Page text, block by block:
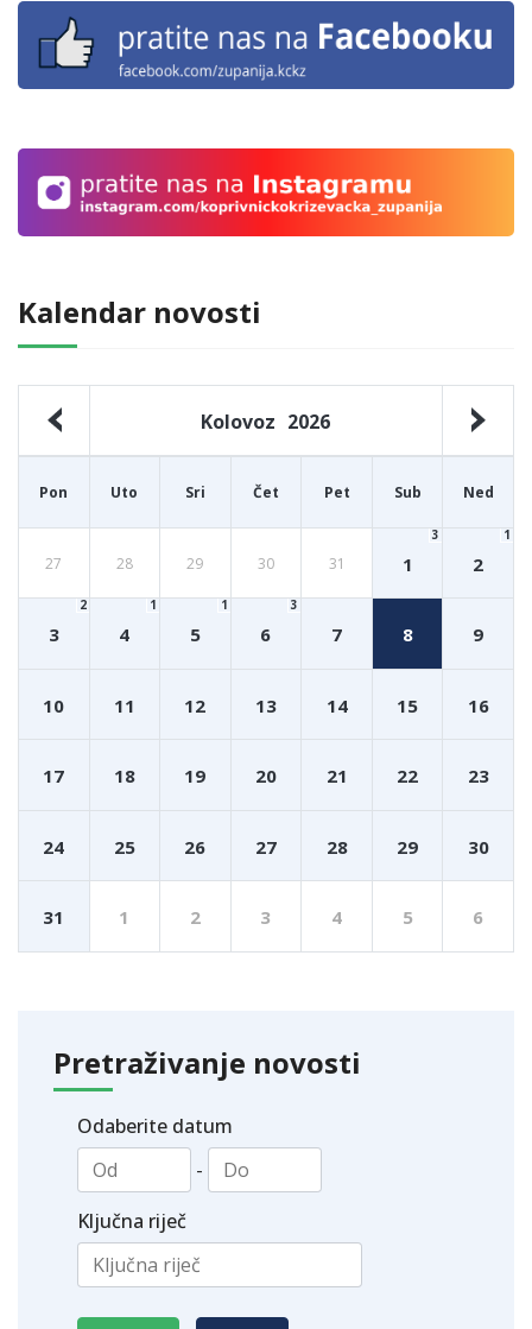
Kalendar novosti
Kolovoz 2026
Pon Uto Sri Čet Pet Sub Ned
27 28 29 30 31 1
3
2
1
3
2
4
1
5
1
6
3
7 8 9
10 11 12 13 14 15 16
17 18 19 20 21 22 23
24 25 26 27 28 29 30
31 1 2 3 4 5 6
Pretraživanje novosti
Odaberite datum
-
Ključna riječ